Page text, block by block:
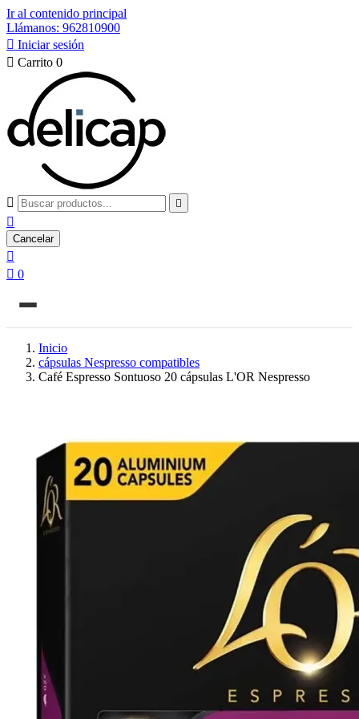
Ir al contenido principal
Llámanos: 962810900
 Iniciar sesión
 Carrito 0
 

Cancelar

 0
Inicio
cápsulas Nespresso compatibles
Café Espresso Sontuoso 20 cápsulas L'OR Nespresso